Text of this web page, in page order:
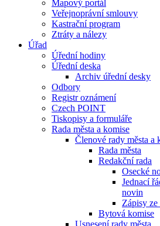
Mapový portál
Veřejnoprávní smlouvy
Kastrační program
Ztráty a nálezy
Úřad
Úřední hodiny
Úřední deska
Archiv úřední desky
Odbory
Registr oznámení
Czech POINT
Tiskopisy a formuláře
Rada města a komise
Členové rady města a
Rada města
Redakční rada
Osecké
Jednací
novin
Zápisy
Bytová komise
Usnesení rady města